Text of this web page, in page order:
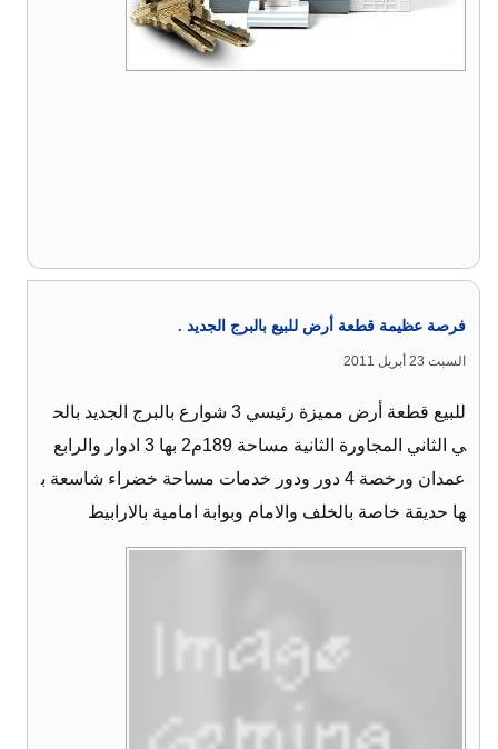
فرصة عظيمة قطعة أرض للبيع بالبرج الجديد .
السبت 23 أبريل 2011
للبيع قطعة أرض مميزة رئيسي 3 شوارع بالبرج الجديد بالح
ي الثاني المجاورة الثانية مساحة 189م2 بها 3 ادوار والرابع
عمدان ورخصة 4 دور ودور خدمات مساحة خضراء شاسعة ب
ها حديقة خاصة بالخلف والامام وبوابة امامية بالارابيط